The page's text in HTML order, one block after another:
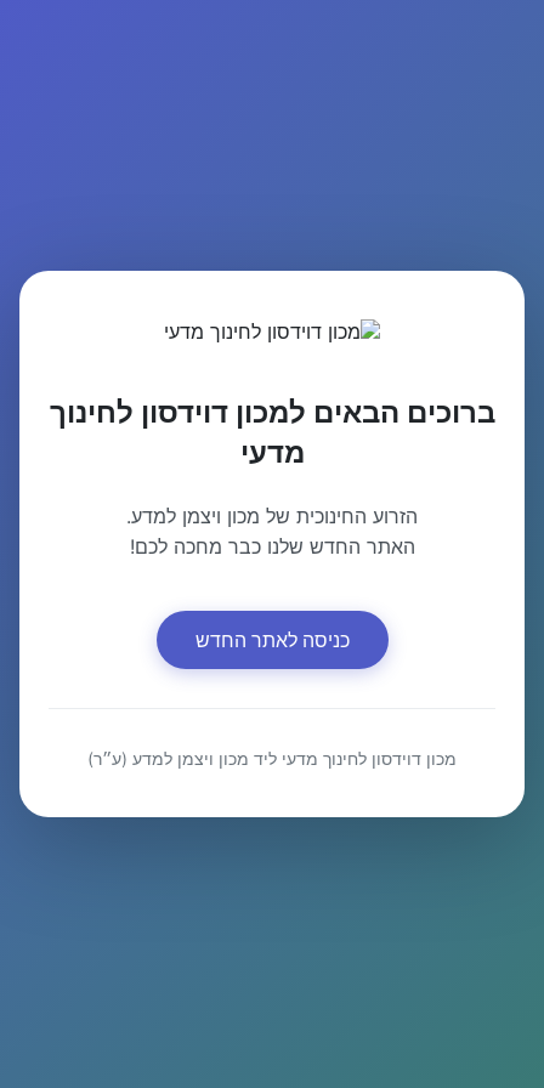
ברוכים הבאים למכון דוידסון לחינוך
מדעי
הזרוע החינוכית של מכון ויצמן למדע.
האתר החדש שלנו כבר מחכה לכם!
כניסה לאתר החדש
מכון דוידסון לחינוך מדעי ליד מכון ויצמן למדע (ע״ר)